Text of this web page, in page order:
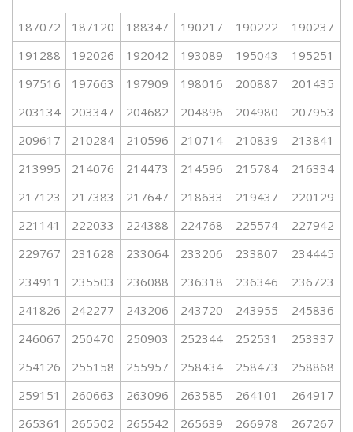
187072 187120 188347 190217 190222
190237
191288
192026 192042 193089 195043
195251
197516
197663 197909 198016 200887
201435
203134
203347 204682 204896 204980
207953
209617
210284 210596 210714 210839
213841
213995
214076 214473 214596 215784
216334
217123
217383 217647 218633 219437
220129
221141
222033 224388 224768 225574
227942
229767
231628 233064 233206 233807
234445
234911
235503 236088 236318 236346
236723
241826
242277 243206 243720 243955
245836
246067
250470 250903 252344 252531
253337
254126
255158 255957 258434 258473
258868
259151
260663 263096 263585 264101
264917
265361
265502 265542 265639 266978
267267